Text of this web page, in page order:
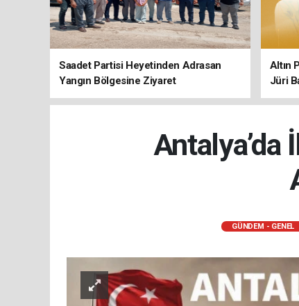
Saadet Partisi Heyetinden Adrasan
Yangın Bölgesine Ziyaret
Altın
Jüri
Antalya’da
GÜNDEM - GENEL